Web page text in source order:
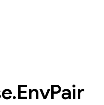
.EnvPair